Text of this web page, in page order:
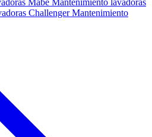
Mabe Mantenimiento lavadoras
ChallengerMantenimiento